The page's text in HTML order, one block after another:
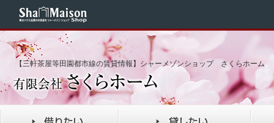
【三軒茶屋等田園都市線の賃貸情報】シャーメゾンショップ さくらホーム